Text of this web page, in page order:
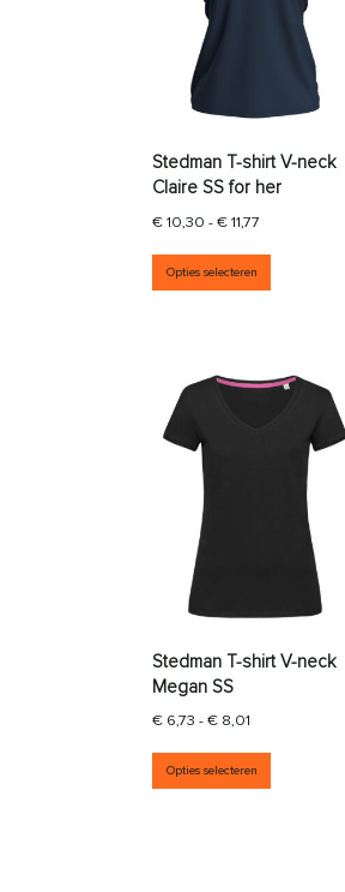
Stedman T-shirt V-neck
Claire SS for her
€10,30 - €11,77
Opties selecteren
Dit
Stedman T-shirt V-neck
Megan SS
€ 6,73 - € 8,01 Prijsklasse:
Opties selecteren
Dit